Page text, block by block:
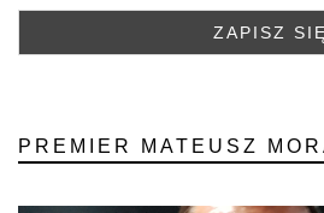
PREMIER MATEUSZ